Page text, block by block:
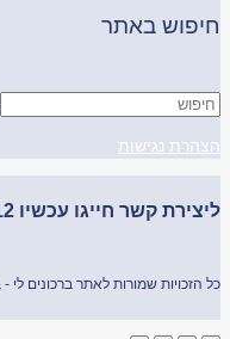
חיפוש באתר
הצהרת נגישות
ליצירת קשר חייגו עכשיו 054-2345112 (09:00-16:00)
כל הזכויות שמורות לאתר ברכונים לי -